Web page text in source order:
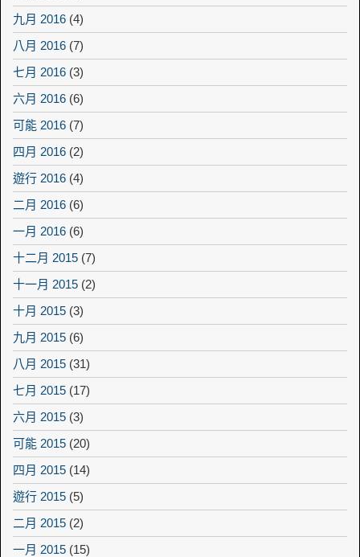
九月 2016 (4)
八月 2016 (7)
七月 2016 (3)
六月 2016 (6)
可能 2016 (7)
四月 2016 (2)
遊行 2016 (4)
二月 2016 (6)
一月 2016 (6)
十二月 2015 (7)
十一月 2015 (2)
十月 2015 (3)
九月 2015 (6)
八月 2015 (31)
七月 2015 (17)
六月 2015 (3)
可能 2015 (20)
四月 2015 (14)
遊行 2015 (5)
二月 2015 (2)
一月 2015 (15)